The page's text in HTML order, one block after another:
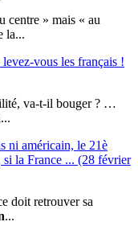
centre » mais « au
la...
vous les français !
va-t-il bouger ? …
...
ni américain, le 21è
la France ... (28 février
doit retrouver sa
...